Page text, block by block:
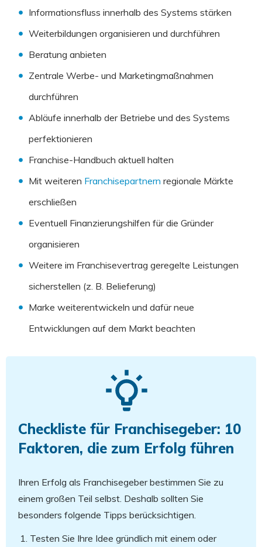
Informationsfluss innerhalb des Systems stärken
Weiterbildungen organisieren und durchführen
Beratung anbieten
Zentrale Werbe- und Marketingmaßnahmen
durchführen
Abläufe innerhalb der Betriebe und des Systems
perfektionieren
Franchise-Handbuch aktuell halten
Mit weiteren Franchisepartnern regionale Märkte
erschließen
Eventuell Finanzierungshilfen für die Gründer
organisieren
Weitere im Franchisevertrag geregelte Leistungen
sicherstellen (z. B. Belieferung)
Marke weiterentwickeln und dafür neue
Entwicklungen auf dem Markt beachten
Checkliste für Franchisegeber: 10
Faktoren, die zum Erfolg führen
Ihren Erfolg als Franchisegeber bestimmen Sie zu
einem großen Teil selbst. Deshalb sollten Sie
besonders folgende Tipps berücksichtigen.
Testen Sie Ihre Idee gründlich mit einem oder